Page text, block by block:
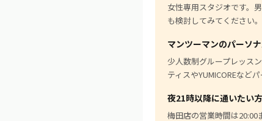
女性専用スタジオです。
も検討してみてください。
マンツーマンのパーソ
少人数制グループレッス
ティスやYUMICOREなど
夜21時以降に通いたい方
梅田店の営業時間は20:00